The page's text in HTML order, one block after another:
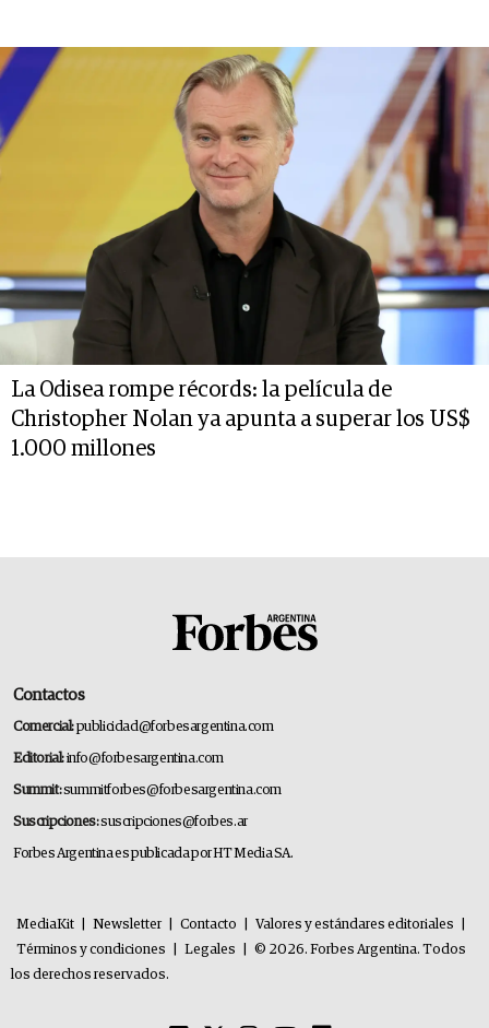
La Odisea rompe récords: la película de
Christopher Nolan ya apunta a superar los US$
1.000 millones
Contactos
Comercial:publicidad@forbesargentina.com
Editorial:info@forbesargentina.com
Summit:summitforbes@forbesargentina.com
Suscripciones:suscripciones@forbes.ar
Forbes Argentina es publicada por HT Media SA.
MediaKit Newsletter Contacto Valores y estándares editoriales
Términos y condiciones
Legales
© 2026. Forbes Argentina. Todos
los derechos reservados.